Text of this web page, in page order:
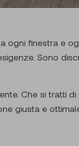
ogni finestra e
Sono
Che si tratti
giusta e